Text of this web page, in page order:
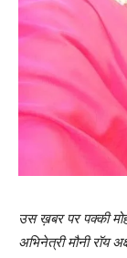
उस ख़बर पर पक्‍की
अभिनेत्री मौनी रॉय